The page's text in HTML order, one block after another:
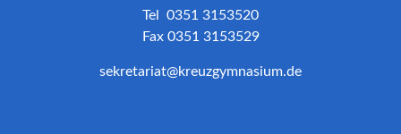
Tel 0351 3153520
Fax 0351 3153529
sekretariat@kreuzgymnasium.de